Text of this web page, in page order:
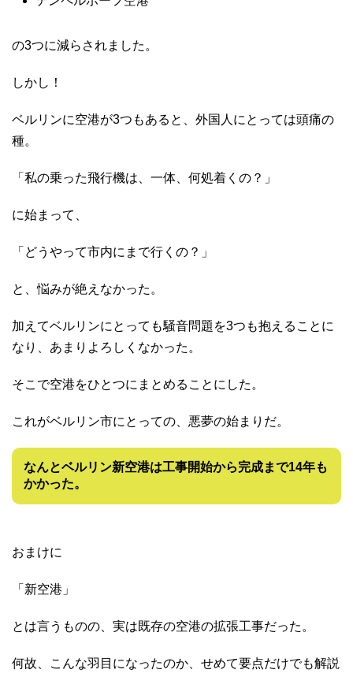
の3つに減らされました。
しかし！
ベルリンに空港が3つもあると、外国人にとっては頭痛の
種。
「私の乗った飛行機は、一体、何処着くの？」
に始まって、
「どうやって市内にまで行くの？」
と、悩みが絶えなかった。
加えてベルリンにとっても騒音問題を3つも抱えることに
なり、あまりよろしくなかった。
そこで空港をひとつにまとめることにした。
これがベルリン市にとっての、悪夢の始まりだ。
なんとベルリン新空港は工事開始から完成まで14年も
かかった。
おまけに
「新空港」
とは言うものの、実は既存の空港の拡張工事だった。
何故、こんな羽目になったのか、せめて要点だけでも解説